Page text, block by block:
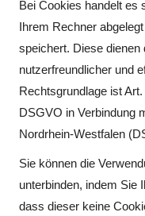
Bei Cookies handelt es
Ihrem Rechner
speichert. Diese dienen
nutzerfreundlicher und
Rechtsgrundlage ist
DSGVO in Verbindung
Nordrhein-Westfalen
Sie können die
unterbinden, indem Sie
dass dieser keine